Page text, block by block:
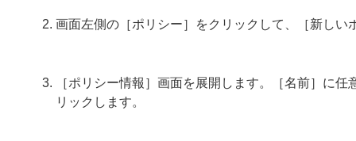
画面左側の［ポリシー］をクリックして、［新しい
［ポリシー情報］画面を展開します。［名前］に
リックします。